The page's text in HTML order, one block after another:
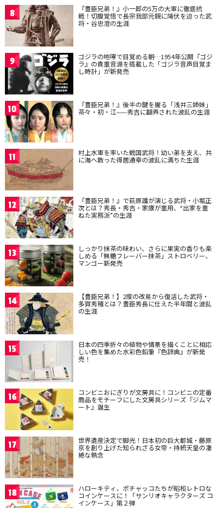
8 『豊臣兄弟！』小一郎の5万の大軍に徹底抗
戦！切腹覚悟で長宗我部元親に降伏を迫った武
将・谷忠澄の生涯
9 ゴジラの咆哮で目覚める朝…1954年公開『ゴジ
ラ』の貴重音源を搭載した「ゴジラ音声目覚ま
し時計」が新発売
10 『豊臣兄弟！』後半の鍵を握る「浅井三姉妹」
茶々・初・江——秀吉に翻弄された波乱の生涯
11 村上水軍を率いた戦国武将！幼い弟を支え、共
に海へ散った得居通幸の波乱に満ちた生涯
12 『豊臣兄弟！』で萩原護が演じる武将・小堀正
次とは？秀長・秀吉・家康が重用、“出家を重
ねた実務派”の生涯
13 しっかり抹茶の味わい、さらに果実の香りも楽
しめる「無糖フレーバー抹茶」ストロベリー、
マンゴー新発売
14 【豊臣兄弟！】2度の改易から復活した武将・
多賀秀種とは？豊臣秀長に仕えた半年間と波乱
の生涯
15 日本の四季折々の植物や情景を描くことに相応
しい色を集めた水彩色鉛筆『色辞典』が新発
売！
16 コンビニおにぎりが文房具に！コンビニの定番
商品をモチーフにした文房具シリーズ『ジムマ
ート』誕生
17 世界遺産決定で脚光！日本初の巨大都城・藤原
京を創り上げた知られざる女帝・持統天皇の凄
絶な執念
18 ハローキティ、ポチャッコたちが昭和レトロな
コインケースに！「サンリオキャラクターズ コ
インケース」第２弾